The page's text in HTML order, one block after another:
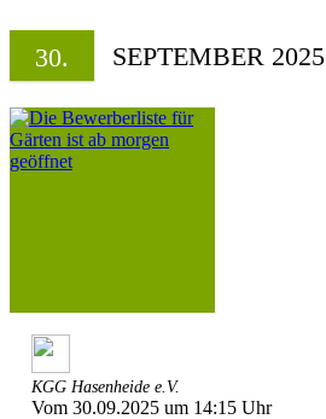
30. SEPTEMBER 2025
KGG Hasenheide e.V.
Vom 30.09.2025 um 14:15 Uhr